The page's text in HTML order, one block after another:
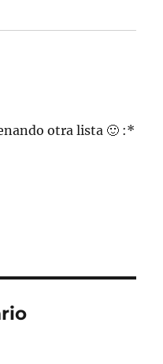
otra lista 🙂 :*